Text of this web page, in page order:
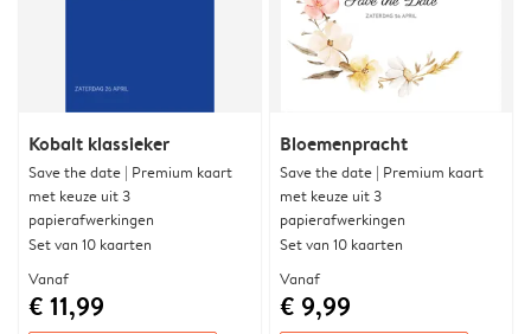
Kobalt klassieker
Save the date | Premium kaart
met keuze uit 3
papierafwerkingen
Set van 10 kaarten
Vanaf
€ 11,99
Bloemenpracht
Save the date | Premium kaart
met keuze uit 3
papierafwerkingen
Set van 10 kaarten
Vanaf
€ 9,99